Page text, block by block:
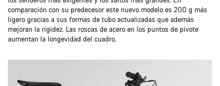
comparación con su predecesor este nuevo modelo es 200 g más
ligero gracias a sus formas de tubo actualizadas que además
mejoran la rigidez. Las roscas de acero en los puntos de pivote
aumentan la longevidad del cuadro.